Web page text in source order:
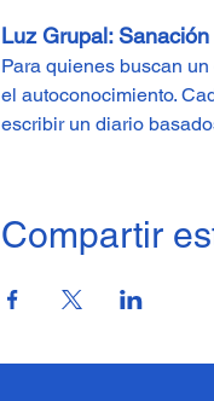
Luz Grupal:
Para quienes buscan un
el autoconocimiento.
escribir un diario
Compartir